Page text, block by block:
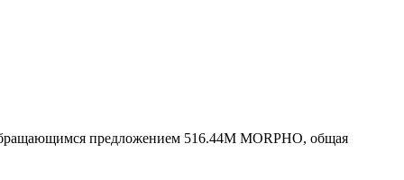
предложением 516.44M MORPHO, общая